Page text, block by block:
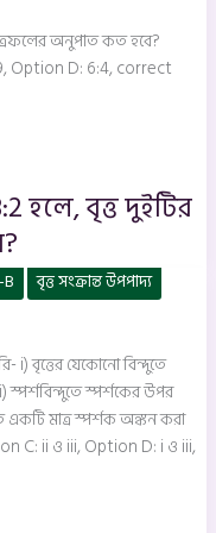
অনুপাত কত হবে?
Option D: 6:4, correct
হলে, বৃত্ত দুইটির
বৃত্ত সংক্রান্ত উপপাদ্য
বৃত্তের যেকোনো বিন্দুতে
স্পর্শবিন্দুতে স্পর্শকের উপর
একটি মাত্র স্পর্শক অঙ্কন করা
C: ii ও iii, Option D: i ও iii,